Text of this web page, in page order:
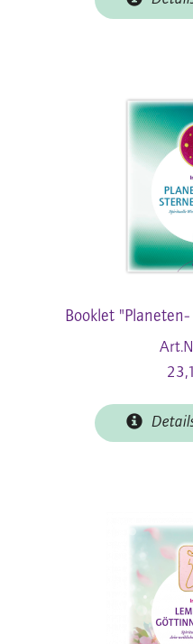
Booklet